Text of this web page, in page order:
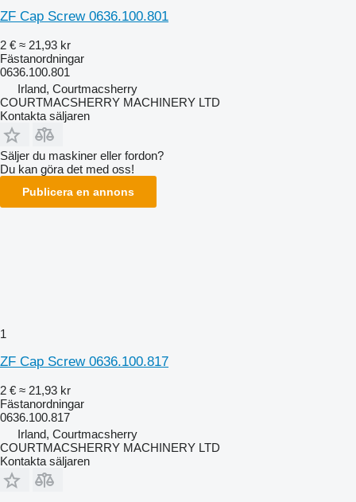
ZF Cap Screw 0636.100.801
2 € ≈ 21,93 kr
Fästanordningar
0636.100.801
Irland, Courtmacsherry
COURTMACSHERRY MACHINERY LTD
Kontakta säljaren
Säljer du maskiner eller fordon?
Du kan göra det med oss!
Publicera en annons
1
ZF Cap Screw 0636.100.817
2 € ≈ 21,93 kr
Fästanordningar
0636.100.817
Irland, Courtmacsherry
COURTMACSHERRY MACHINERY LTD
Kontakta säljaren